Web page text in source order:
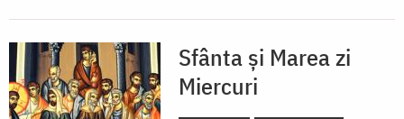
Sfânta și Marea zi
Miercuri